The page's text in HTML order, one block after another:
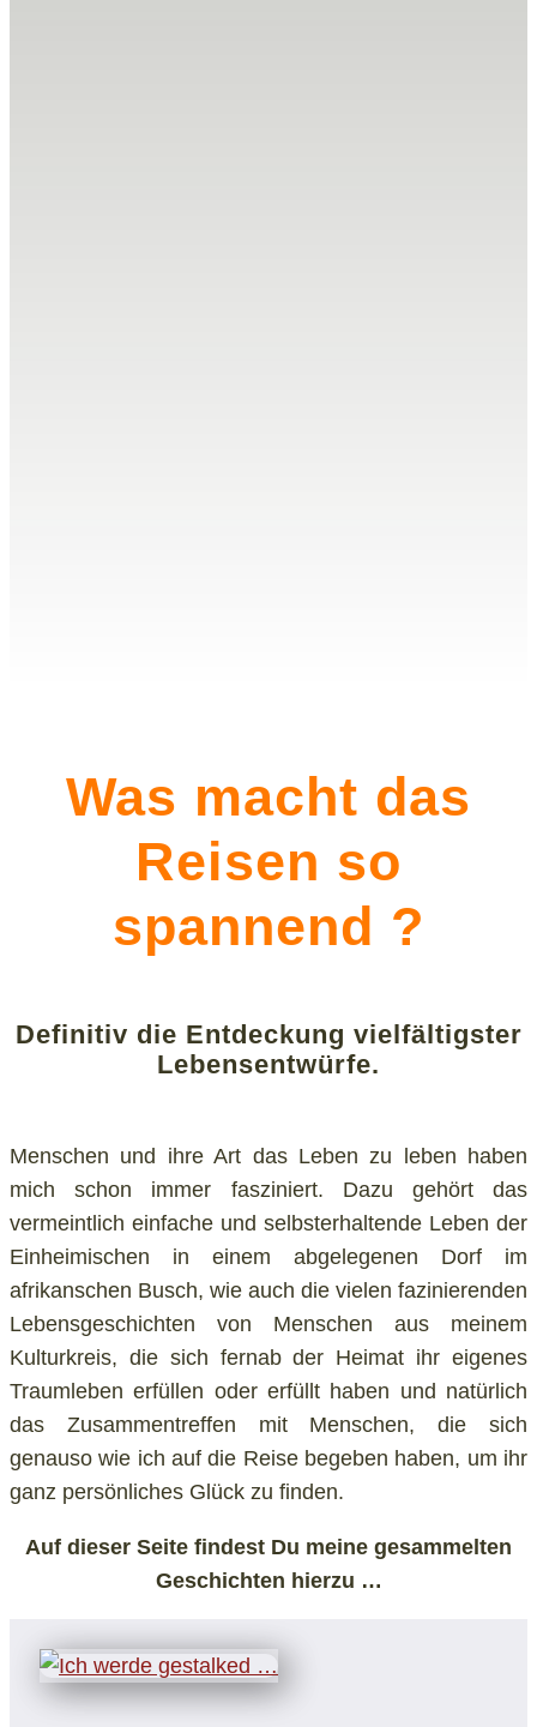
Was macht das
Reisen so
spannend ?
Definitiv die Entdeckung vielfältigster
Lebensentwürfe.
Menschen und ihre Art das Leben zu leben haben
mich schon immer fasziniert. Dazu gehört das
vermeintlich einfache und selbsterhaltende Leben der
Einheimischen in einem abgelegenen Dorf im
afrikanschen Busch, wie auch die vielen fazinierenden
Lebensgeschichten von Menschen aus meinem
Kulturkreis, die sich fernab der Heimat ihr eigenes
Traumleben erfüllen oder erfüllt haben und natürlich
das Zusammentreffen mit Menschen, die sich
genauso wie ich auf die Reise begeben haben, um ihr
ganz persönliches Glück zu finden.
Auf dieser Seite findest Du meine gesammelten
Geschichten hierzu …